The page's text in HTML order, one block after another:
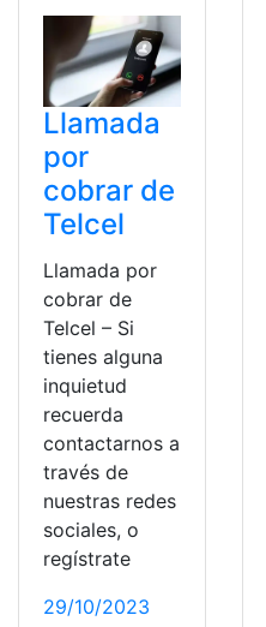
Llamada
por
cobrar de
Telcel
Llamada por
cobrar de
Telcel – Si
tienes alguna
inquietud
recuerda
contactarnos a
través de
nuestras redes
sociales, o
regístrate
29/10/2023